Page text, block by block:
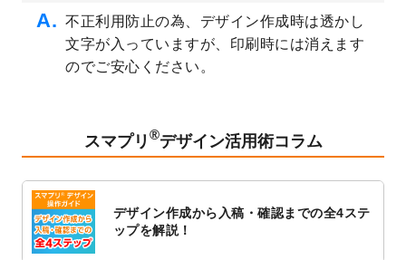
2023/3/13
クリアファイルのデザインテンプレート
追加しました。
2023/3/2
パワーポイント版テンプレートをダウンロ
追加しました。
2023/1/13
4月始まりのカレンダーデザインテンプレー
2023/1/5
スタンプカードのデザインテンプレート
追加しました。
2022/12/26
不正利用防止の為、デザイン作成時は透かし
文字が入っていますが、印刷時には消えます
のでご安心ください。
スマプリ ®デザイン活用術コラム
デザイン作成から入稿・確認までの全4ステ
ップを解説！